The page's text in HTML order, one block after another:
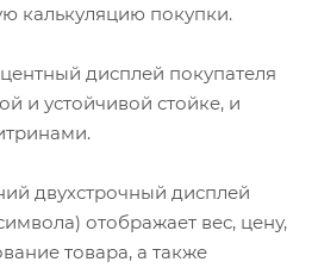
калькуляцию покупки.
дисплей покупателя
и устойчивой стойке, и
двухстрочный дисплей
отображает вес, цену,
товара, а также